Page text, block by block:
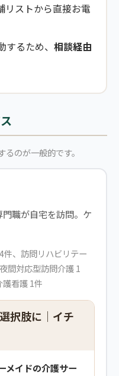
リストから直接お電
るため、 相談経由
のが一般的です。
職が自宅を訪問。ケ
件、訪問リハビリテー
間対応型訪問介護 1
看護 1件
択肢に｜イチ
メイドの介護サー